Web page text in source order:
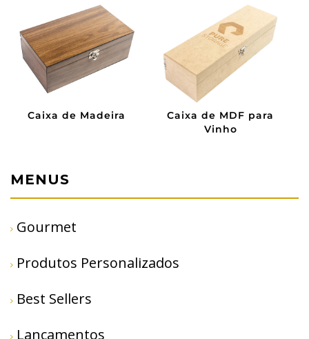
Caixa de MDF Sacola de Algodão
MENUS
Gourmet
Produtos Personalizados
Best Sellers
Lançamentos